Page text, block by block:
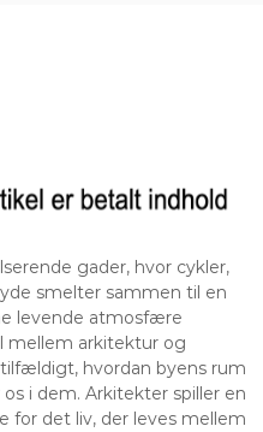
gader, hvor cykler,
smelter sammen til en
levende atmosfære
mellem arkitektur og
hvordan byens rum
i dem. Arkitekter spiller en
for det liv, der leves mellem